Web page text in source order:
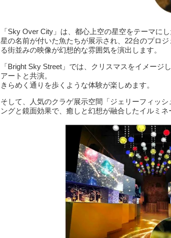
「Sky Over City」は、都心上空の星空をテーマにし
星の名前が付いた魚たちが展示され、22台のプロ
る街並みの映像が幻想的な雰囲気を演出します。
「Bright Sky Street」では、クリスマスをイメー
アートと共演。
きらめく通りを歩くような体験が楽しめます。
そして、人気のクラゲ展示空間「ジェリーフィッ
ングと鏡面効果で、癒しと幻想が融合したイルミネ